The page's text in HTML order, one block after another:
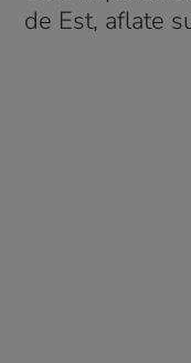
de Est, aflate